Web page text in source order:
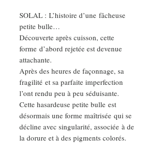
SOLAL : L’histoire d’une fâcheuse
petite bulle…
Découverte après cuisson, cette
forme d’abord rejetée est devenue
attachante.
Après des heures de façonnage, sa
fragilité et sa parfaite imperfection
l’ont rendu peu à peu séduisante.
Cette hasardeuse petite bulle est
désormais une forme maîtrisée qui se
décline avec singularité, associée à de
la dorure et à des pigments colorés.